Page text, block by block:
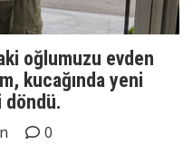
oğlumuzu evden
kucağında yeni
döndü.
0